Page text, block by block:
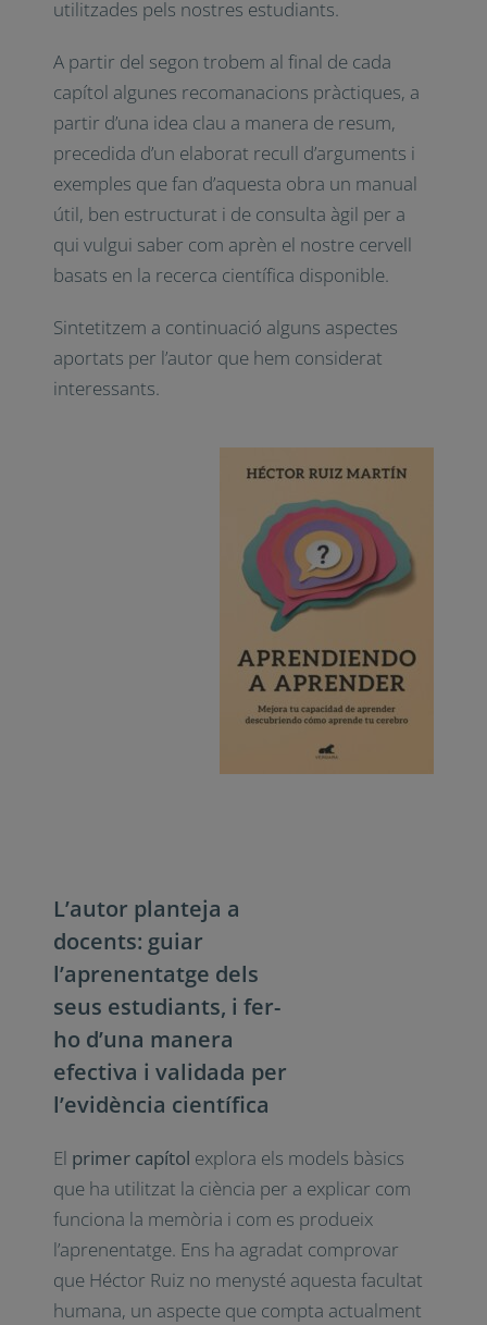
utilitzades pels nostres estudiants.
A partir del segon trobem al final de cada
capítol algunes recomanacions pràctiques, a
partir d’una idea clau a manera de resum,
precedida d’un elaborat recull d’arguments i
exemples que fan d’aquesta obra un manual
útil, ben estructurat i de consulta àgil per a
qui vulgui saber com aprèn el nostre cervell
basats en la recerca científica disponible.
Sintetitzem a continuació alguns aspectes
aportats per l’autor que hem considerat
interessants.
L’autor planteja a
docents: guiar
l’aprenentatge dels
seus estudiants, i fer-
ho d’una manera
efectiva i validada per
l’evidència científica
El primer capítol explora els models bàsics
que ha utilitzat la ciència per a explicar com
funciona la memòria i com es produeix
l’aprenentatge. Ens ha agradat comprovar
que Héctor Ruiz no menysté aquesta facultat
humana, un aspecte que compta actualment